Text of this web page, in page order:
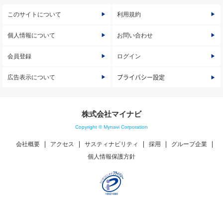
このサイトについて 利用規約
個人情報について お問い合わせ
会員登録 ログイン
広告表示について プライバシー設定
株式会社マイナビ
Copyright © Mynavi Corporation
会社概要 アクセス サスティナビリティ 採用
グループ企業
個人情報保護方針